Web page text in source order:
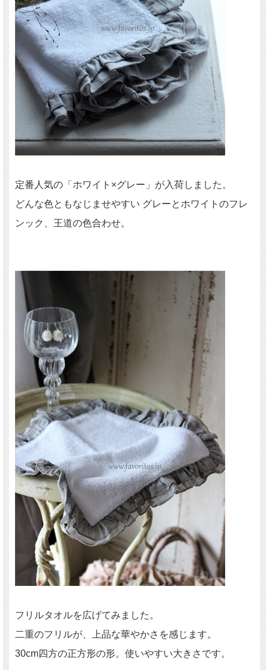
定番人気の「ホワイト×グレー」が入荷しました。
どんな色ともなじませやすい グレーとホワイトのフレ
ンック、王道の色合わせ。
フリルタオルを広げてみました。
二重のフリルが、上品な華やかさを感じます。
30cm四方の正方形の形。使いやすい大きさです。